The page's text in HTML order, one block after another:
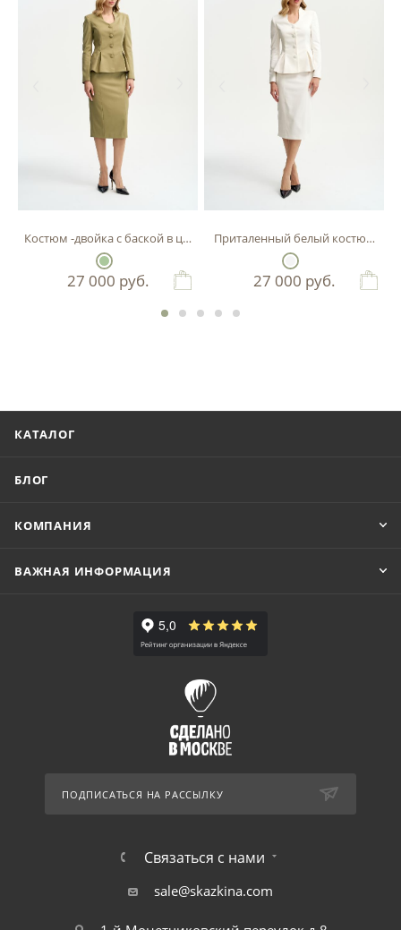
Костюм -двойка с баской в цвете фисташка
27 000 руб.
Приталенный белый костюм-
27 000 руб.
КАТАЛОГ
БЛОГ
КОМПАНИЯ
ВАЖНАЯ ИНФОРМАЦИЯ
ПОДПИСАТЬСЯ НА РАССЫЛКУ
Связаться с нами
sale@skazkina.com